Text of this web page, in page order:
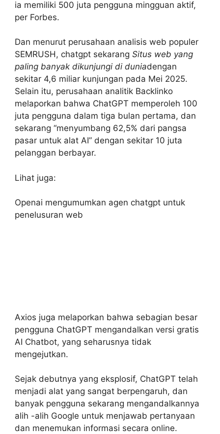
ia memiliki 500 juta pengguna mingguan aktif,
per Forbes.
Dan menurut perusahaan analisis web populer
SEMRUSH, chatgpt sekarang Situs web yang
paling banyak dikunjungi di duniadengan
sekitar 4,6 miliar kunjungan pada Mei 2025.
Selain itu, perusahaan analitik Backlinko
melaporkan bahwa ChatGPT memperoleh 100
juta pengguna dalam tiga bulan pertama, dan
sekarang “menyumbang 62,5% dari pangsa
pasar untuk alat AI” dengan sekitar 10 juta
pelanggan berbayar.
Lihat juga:
Openai mengumumkan agen chatgpt untuk
penelusuran web
Axios juga melaporkan bahwa sebagian besar
pengguna ChatGPT mengandalkan versi gratis
AI Chatbot, yang seharusnya tidak
mengejutkan.
Sejak debutnya yang eksplosif, ChatGPT telah
menjadi alat yang sangat berpengaruh, dan
banyak pengguna sekarang mengandalkannya
alih -alih Google untuk menjawab pertanyaan
dan menemukan informasi secara online.